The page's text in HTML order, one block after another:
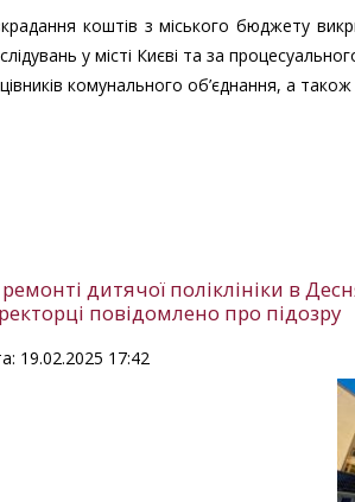
коштів з міського бюджету
у місті Києві та за
комунального об’єднання, а
дитячої поліклініки в
повідомлено про підозру
19.02.2025 17:42